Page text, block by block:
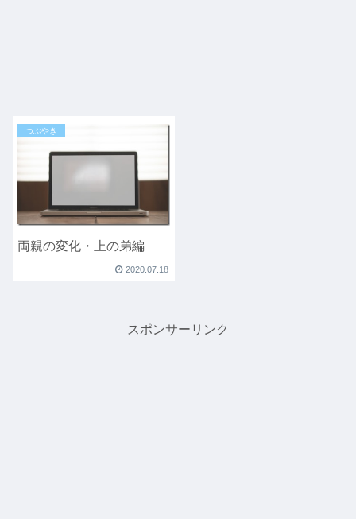
つぶやき
両親の変化・上の弟編
2020.07.18
スポンサーリンク